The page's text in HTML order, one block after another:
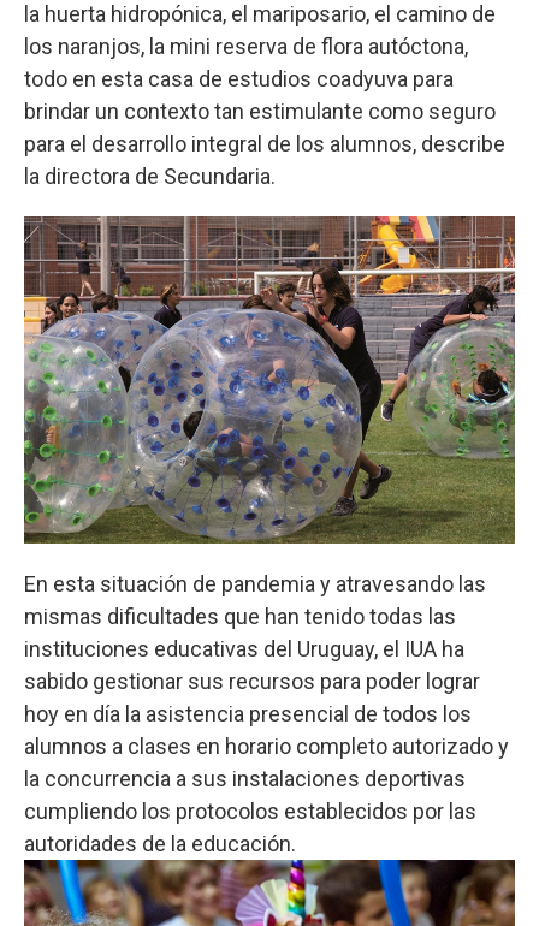
la huerta hidropónica, el mariposario, el camino de
los naranjos, la mini reserva de flora autóctona,
todo en esta casa de estudios coadyuva para
brindar un contexto tan estimulante como seguro
para el desarrollo integral de los alumnos, describe
la directora de Secundaria.
En esta situación de pandemia y atravesando las
mismas dificultades que han tenido todas las
instituciones educativas del Uruguay, el IUA ha
sabido gestionar sus recursos para poder lograr
hoy en día la asistencia presencial de todos los
alumnos a clases en horario completo autorizado y
la concurrencia a sus instalaciones deportivas
cumpliendo los protocolos establecidos por las
autoridades de la educación.